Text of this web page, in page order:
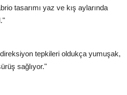
tasarımı yaz ve kış aylarında
tepkileri oldukça yumuşak,
sağlıyor."